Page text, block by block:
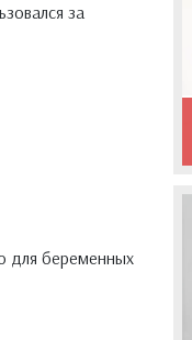
за
для беременных